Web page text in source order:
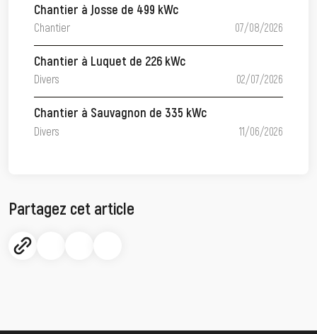
Chantier à Josse de 499 kWc
Chantier 07/08/2026
Chantier à Luquet de 226 kWc
Divers 02/07/2026
Chantier à Sauvagnon de 335 kWc
Divers 11/06/2026
Partagez cet article